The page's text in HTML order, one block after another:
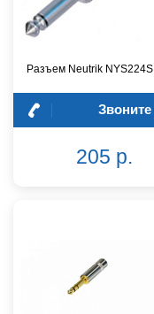
Разъем Neutrik NYS224S
Звоните
205 р.